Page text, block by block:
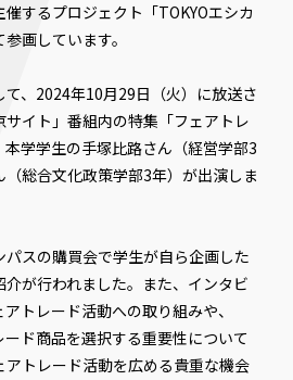
するプロジェクト「TOKYOエシカ
画しています。
、2024年10月29日（火）に放送さ
イト」番組内の特集「フェアトレ
学学生の手塚比路さん（経営学部3
総合文化政策学部3年）が出演しま
スの購買会で学生が自ら企画した
が行われました。また、インタビ
トレード活動への取り組みや、
ド商品を選択する重要性について
トレード活動を広める貴重な機会